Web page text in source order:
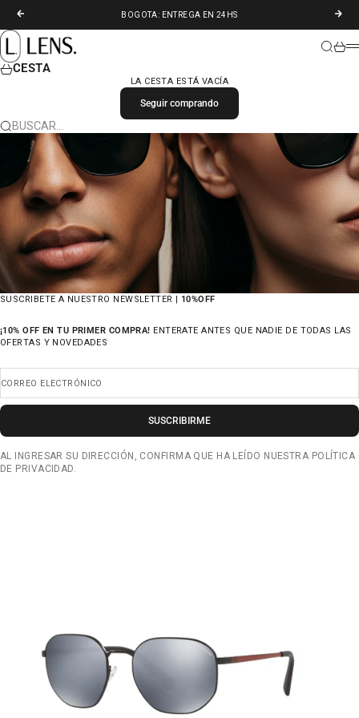
ANTERIOR
BOGOTA: ENTREGA EN 24HS
LENS. COLOMBIA
BUSCAR
CESTA
LA CESTA ESTÁ VACÍA
Seguir comprando
BUSCAR…
SUSCRIBETE A NUESTRO NEWSLETTER | 10%OFF
¡10% OFF EN TU PRIMER COMPRA! ENTERATE ANTES QUE NADIE DE TODAS LAS
OFERTAS Y NOVEDADES
CORREO ELECTRÓNICO
SUSCRIBIRME
AL INGRESAR SU DIRECCIÓN, CONFIRMA QUE HA LEÍDO NUESTRA POLÍTICA
DE PRIVACIDAD.